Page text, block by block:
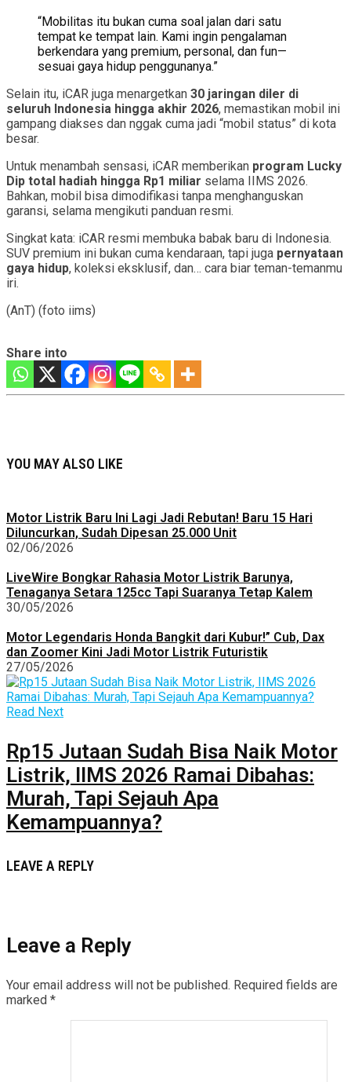
“Mobilitas itu bukan cuma soal jalan dari satu
tempat ke tempat lain. Kami ingin pengalaman
berkendara yang premium, personal, dan fun—
sesuai gaya hidup penggunanya.”
Selain itu, iCAR juga menargetkan 30 jaringan diler di
seluruh Indonesia hingga akhir 2026, memastikan mobil ini
gampang diakses dan nggak cuma jadi “mobil status” di kota
besar.
Untuk menambah sensasi, iCAR memberikan program Lucky
Dip total hadiah hingga Rp1 miliar selama IIMS 2026.
Bahkan, mobil bisa dimodifikasi tanpa menghanguskan
garansi, selama mengikuti panduan resmi.
Singkat kata: iCAR resmi membuka babak baru di Indonesia.
SUV premium ini bukan cuma kendaraan, tapi juga pernyataan
gaya hidup, koleksi eksklusif, dan… cara biar teman-temanmu
iri.
(AnT) (foto iims)
Share into
YOU MAY ALSO LIKE
Motor Listrik Baru Ini Lagi Jadi Rebutan! Baru 15 Hari
Diluncurkan, Sudah Dipesan 25.000 Unit
02/06/2026
LiveWire Bongkar Rahasia Motor Listrik Barunya,
Tenaganya Setara 125cc Tapi Suaranya Tetap Kalem
30/05/2026
Motor Legendaris Honda Bangkit dari Kubur!” Cub, Dax
dan Zoomer Kini Jadi Motor Listrik Futuristik
27/05/2026
Read Next
Rp15 Jutaan Sudah Bisa Naik Motor
Listrik, IIMS 2026 Ramai Dibahas:
Murah, Tapi Sejauh Apa
Kemampuannya?
LEAVE A REPLY
Leave a Reply
Your email address will not be published. Required fields are
marked *